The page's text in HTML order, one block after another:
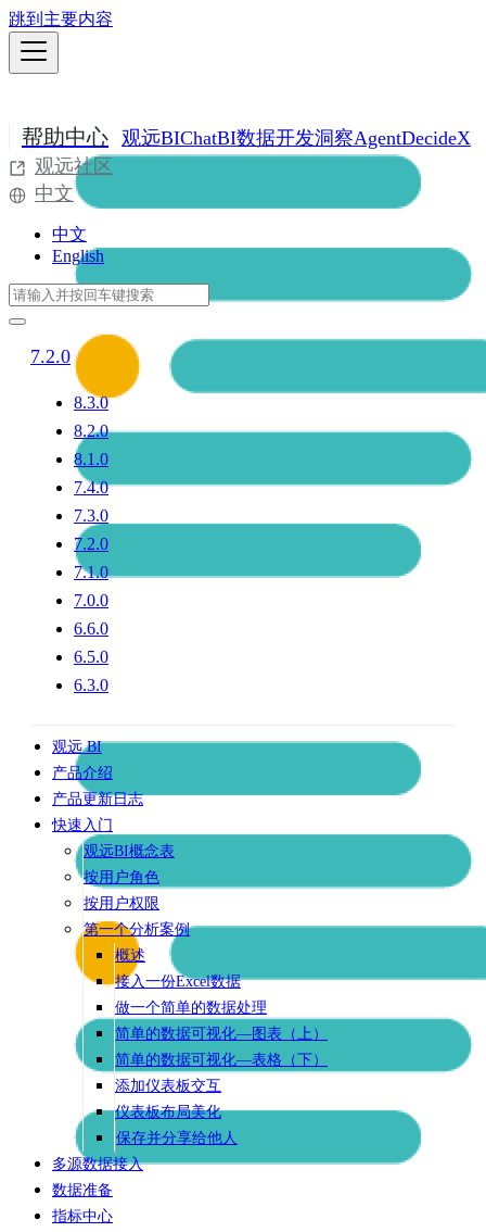
跳到主要内容
帮助中心 观远BIChatBI数据开发洞察AgentDecideX
观远社区
中文
中文
English
7.2.0
8.3.0
8.2.0
8.1.0
7.4.0
7.3.0
7.2.0
7.1.0
7.0.0
6.6.0
6.5.0
6.3.0
观远 BI
产品介绍
产品更新日志
快速入门
观远BI概念表
按用户角色
按用户权限
第一个分析案例
概述
接入一份Excel数据
做一个简单的数据处理
简单的数据可视化—图表（上）
简单的数据可视化—表格（下）
添加仪表板交互
仪表板布局美化
保存并分享给他人
多源数据接入
数据准备
指标中心